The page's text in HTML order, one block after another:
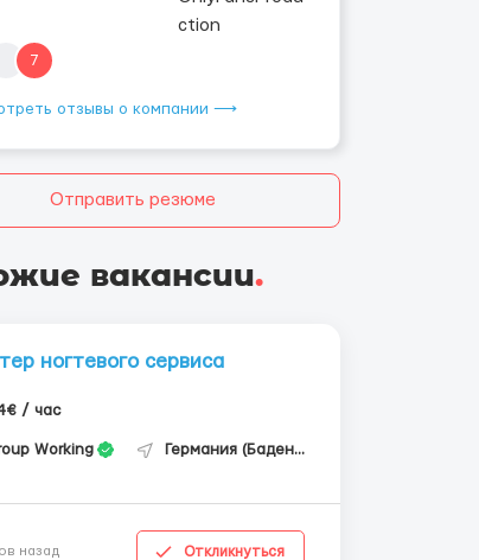
7
отзывы о компании ⟶
Отправить резюме
вакансии.
ногтевого сервиса
/ час
Working Германия (Баден-Вюртемберг)
назад Откликнуться